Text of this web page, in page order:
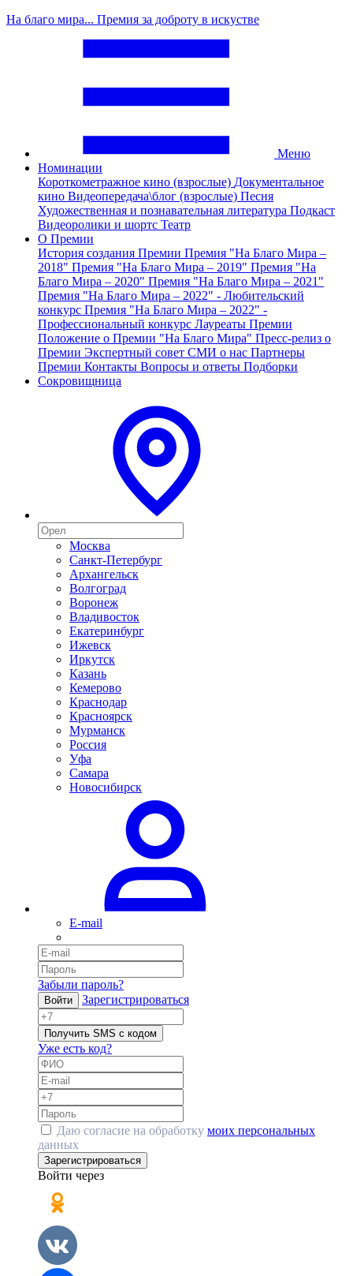
На благо мира... Премия за доброту в искустве
Меню
Номинации
Короткометражное кино (взрослые) Документальное
кино Видеопередача\блог (взрослые) Песня
Художественная и познавательная литература Подкаст
Видеоролики и шортс Театр
О Премии
История создания Премии Премия "На Благо Мира –
2018" Премия "На Благо Мира – 2019" Премия "На
Благо Мира – 2020" Премия "На Благо Мира – 2021"
Премия "На Благо Мира – 2022" - Любительский
конкурс Премия "На Благо Мира – 2022" -
Профессиональный конкурс Лауреаты Премии
Положение о Премии "На Благо Мира" Пресс-релиз о
Премии Экспертный совет СМИ о нас Партнеры
Премии Контакты Вопросы и ответы Подборки
Сокровищница
Москва
Санкт-Петербург
Архангельск
Волгоград
Воронеж
Владивосток
Екатеринбург
Ижевск
Иркутск
Казань
Кемерово
Краснодар
Красноярск
Мурманск
Россия
Уфа
Самара
Новосибирск
E-mail
Забыли пароль?
Войти Зарегистрироваться
Получить SMS с кодом
Уже есть код?
Даю согласие на обработку моих персональных
данных
Зарегистрироваться
Войти через